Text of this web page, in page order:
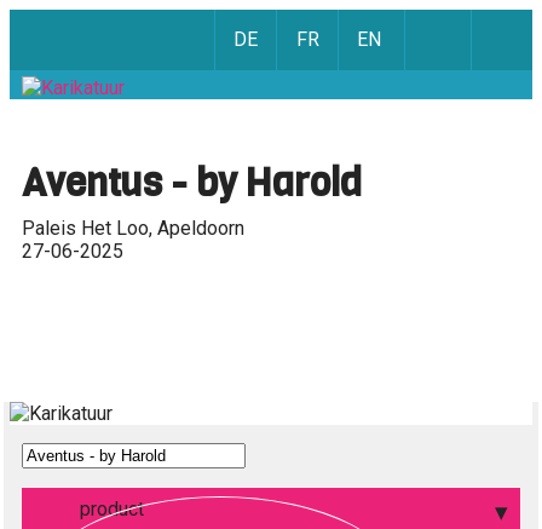
DE FR EN
Aventus - by Harold
Paleis Het Loo, Apeldoorn
27-06-2025
product